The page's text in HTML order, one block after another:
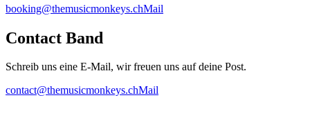
booking@themusicmonkeys.chMail
Contact Band
Schreib uns eine E-Mail, wir freuen uns auf deine Post.
contact@themusicmonkeys.chMail